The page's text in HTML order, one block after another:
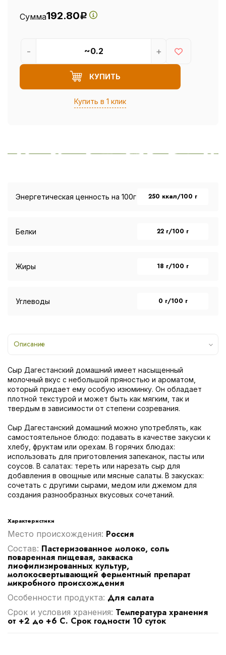
Сумма192.80Р
КУПИТЬ
Купить в 1 клик
- +
Энергетическая ценность на 100г 250 ккал/100 г
Белки 22 г/100 г
Жиры 18 г/100 г
Углеводы 0 г/100 г
Описание
Сыр Дагестанский домашний имеет насыщенный
молочный вкус с небольшой пряностью и ароматом,
который придает ему особую изюминку. Он обладает
плотной текстурой и может быть как мягким, так и
твердым в зависимости от степени созревания.
Сыр Дагестанский домашний можно употреблять, как
самостоятельное блюдо: подавать в качестве закуски к
хлебу, фруктам или орехам. В горячих блюдах:
использовать для приготовления запеканок, пасты или
соусов. В салатах: тереть или нарезать сыр для
добавления в овощные или мясные салаты. В закусках:
сочетать с другими сырами, медом или джемом для
создания разнообразных вкусовых сочетаний.
Характеристики
Место происхождения: Россия
Cостав: Пастеризованное молоко, соль
поваренная пищевая, закваска
лиофилизированных культур,
молокосвертывающий ферментный препарат
микробного происхождения
Особенности продукта: Для салата
Срок и условия хранения: Температура хранения
от +2 до +6 С. Срок годности 10 суток